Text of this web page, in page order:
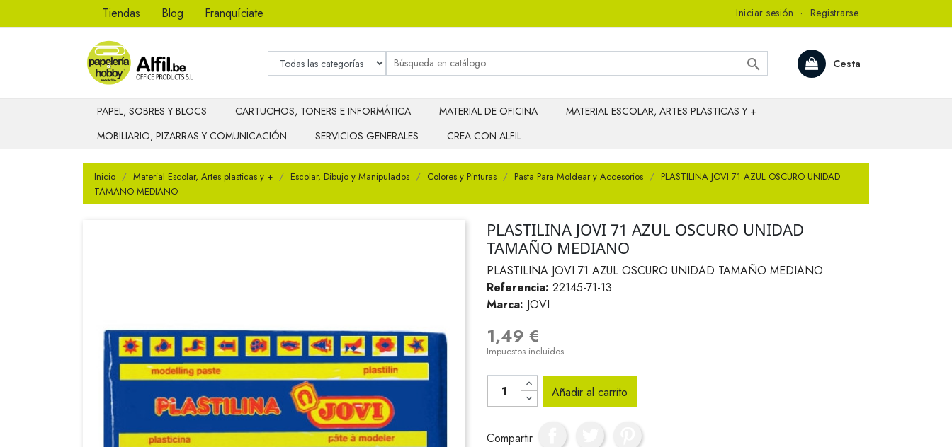
Tiendas Blog Franquíciate Iniciar sesión · Registrarse
Cesta

PAPEL, SOBRES Y BLOCS CARTUCHOS, TONERS E INFORMÁTICA MATERIAL DE OFICINA
MATERIAL ESCOLAR, ARTES PLASTICAS Y +
MOBILIARIO, PIZARRAS Y COMUNICACIÓN
SERVICIOS GENERALES CREA CON ALFIL
Inicio Material Escolar, Artes plasticas y + Escolar, Dibujo y Manipulados Colores y Pinturas Pasta Para Moldear y Accesorios
PLASTILINA JOVI 71 AZUL OSCURO UNIDAD
TAMAÑO MEDIANO
PLASTILINA JOVI 71 AZUL OSCURO UNIDAD
TAMAÑO MEDIANO
PLASTILINA JOVI 71 AZUL OSCURO UNIDAD TAMAÑO MEDIANO
Referencia: 22145-71-13
Marca: JOVI
1,49 €
Impuestos incluidos
Añadir al carrito
Compartir